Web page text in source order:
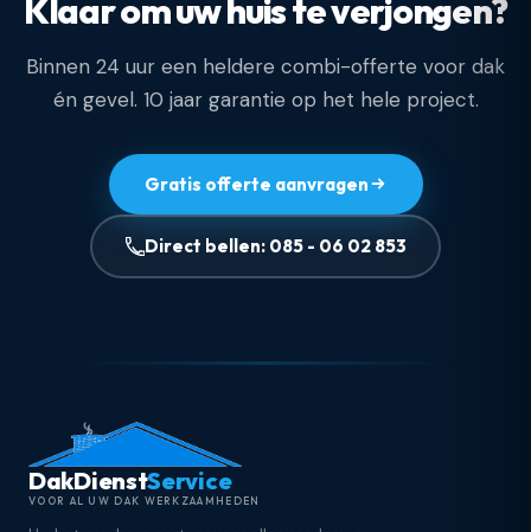
Klaar om uw huis te verjongen?
Binnen 24 uur een heldere combi-offerte voor dak
én gevel. 10 jaar garantie op het hele project.
Gratis offerte aanvragen
Direct bellen: 085 - 06 02 853
DakDienstService
VOOR AL UW DAK WERKZAAMHEDEN